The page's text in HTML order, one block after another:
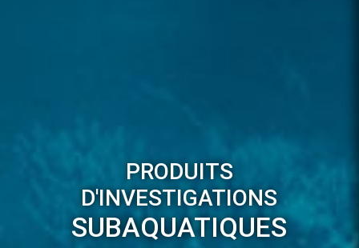
PRODUITS
D'INVESTIGATIONS
SUBAQUATIQUES